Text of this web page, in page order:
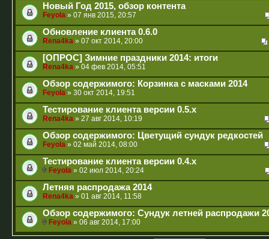
Новый Год 2015, обзор контента
Feyola » 07 янв 2015, 20:57
Обновление клиента 0.6.0
Rena4ka » 07 окт 2014, 20:00
[ОПРОС] Зимние праздники 2014: итоги
Rena4ka » 04 фев 2014, 05:51
Обзор содержимого: Корзинка с масками 2014
Feyola » 30 окт 2014, 19:51
Тестирование клиента версии 0.5.x
Rena4ka » 27 авг 2014, 10:19
Обзор содержимого: Цветущий сундук редкостей
Feyola » 02 май 2014, 08:00
Тестирование клиента версии 0.4.x
Feyola » 02 июл 2014, 20:24
Летняя распродажа 2014
Rena4ka » 01 авг 2014, 11:58
Обзор содержимого: Сундук летней распродажи
Feyola » 06 авг 2014, 17:00